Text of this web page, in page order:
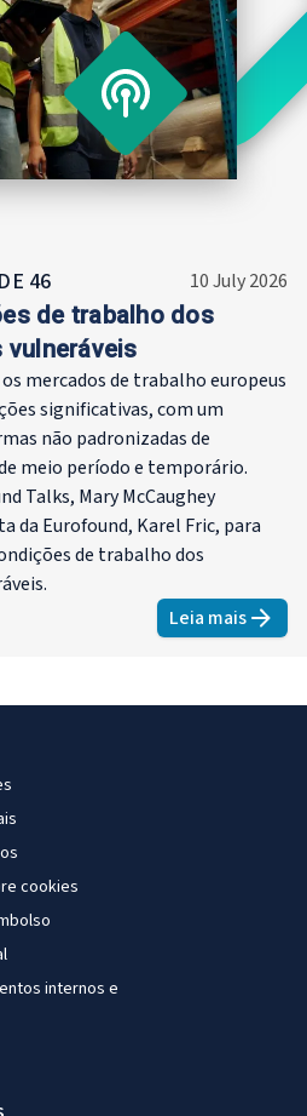
Ela
Ciências
tendo
Graz,
46 10 July 2026
de trabalho dos
vulneráveis
mercados de trabalho europeus
significativas, com um
não padronizadas de
meio período e temporário.
Talks, Mary McCaughey
da Eurofound, Karel Fric, para
de trabalho dos
Leia maisabout
cookies
internos e